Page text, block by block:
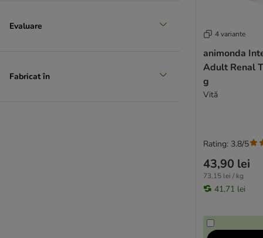
Pussy Deluxe
Schesir Complete Nutrition
Evaluare
Fabricat în
4 variante
animonda
Adult Renal
g
Vită
43,90 lei
73,15 lei / kg
41,71 lei
Rating: 3.8/5